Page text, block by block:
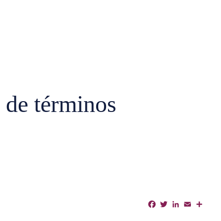
términos
Facebook
TwitterLinkedIn
Email